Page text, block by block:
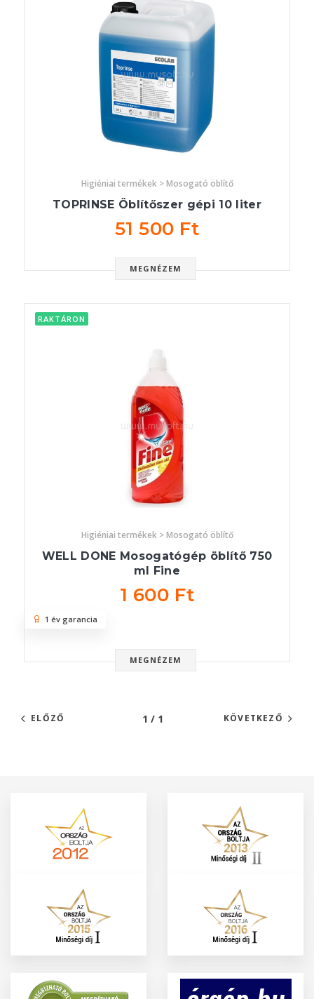
Higiéniai termékek > Mosogató öblítő
TOPRINSE Öblítőszer gépi 10 liter
51 500 Ft
MEGNÉZEM
RAKTÁRON
Higiéniai termékek > Mosogató öblítő
WELL DONE Mosogatógép öblítő 750
ml Fine
1 600 Ft
MEGNÉZEM
1 év garancia
ELŐZŐ 1 / 1 KÖVETKEZŐ